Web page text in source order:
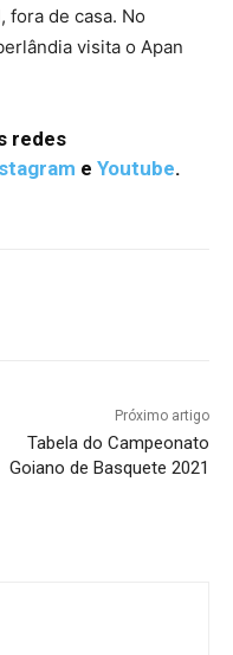
fora de casa. No
visita o Apan
redes
e Youtube.
Próximo artigo
Tabela do Campeonato
Goiano de Basquete 2021